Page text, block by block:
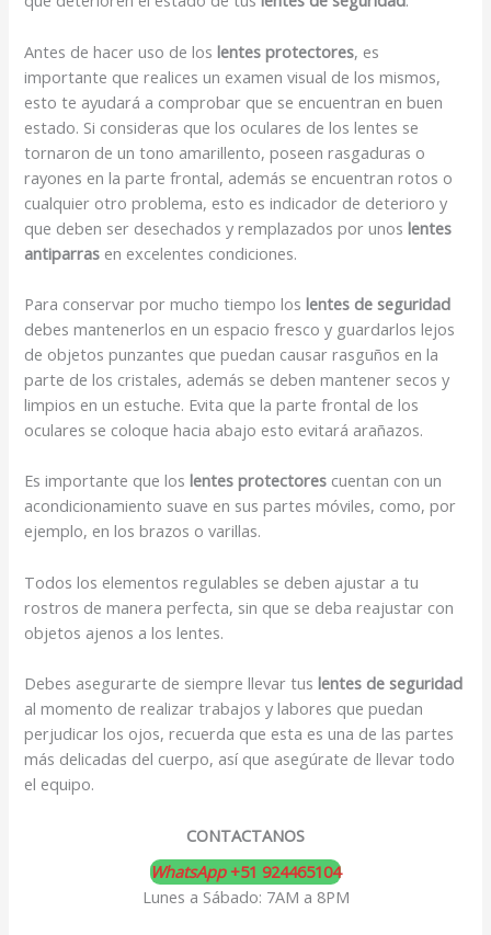
Antes de hacer uso de loslentes protectores, es
importante que realices un examen visual de los mismos,
esto te ayudará a comprobar que se encuentran en buen
estado. Si consideras que los oculares de los lentes se
tornaron de un tono amarillento, poseen rasgaduras o
rayones en la parte frontal, además se encuentran rotos o
cualquier otro problema, esto es indicador de deterioro y
que deben ser desechados y remplazados por unoslentes
antiparras en excelentes condiciones.
Para conservar por mucho tiempo loslentes de seguridad
debes mantenerlos en un espacio fresco y guardarlos lejos
de objetos punzantes que puedan causar rasguños en la
parte de los cristales, además se deben mantener secos y
limpios en un estuche. Evita que la parte frontal de los
oculares se coloque hacia abajo esto evitará arañazos.
Es importante que loslentes protectores cuentan con un
acondicionamiento suave en sus partes móviles, como, por
ejemplo, en los brazos o varillas.
Todos los elementos regulables se deben ajustar a tu
rostros de manera perfecta, sin que se deba reajustar con
objetos ajenos a los lentes.
Debes asegurarte de siempre llevar tuslentes de seguridad
al momento de realizar trabajos y labores que puedan
perjudicar los ojos, recuerda que esta es una de las partes
más delicadas del cuerpo, así que asegúrate de llevar todo
el equipo.
CONTACTANOS
WhatsApp+51 924465104
Lunes a Sábado: 7AM a 8PM